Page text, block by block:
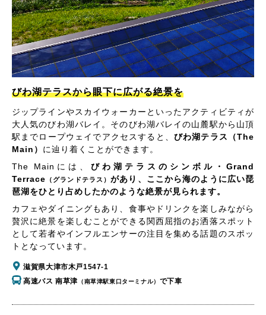
びわ湖テラスから眼下に広がる絶景を
ジップラインやスカイウォーカーといったアクティビティが
大人気のびわ湖バレイ。そのびわ湖バレイの山麓駅から山頂
駅までロープウェイでアクセスすると、 びわ湖テラス（The
Main） に辿り着くことができます。
The Mainには、 びわ湖テラスのシンボル・Grand
Terrace （グランドテラス）があり、ここから海のように広い琵
琶湖をひとり占めしたかのような絶景が見られます。
カフェやダイニングもあり、食事やドリンクを楽しみながら
贅沢に絶景を楽しむことができる関西屈指のお洒落スポット
として若者やインフルエンサーの注目を集める話題のスポッ
トとなっています。
滋賀県大津市木戸1547-1
高速バス 南草津 （南草津駅東口ターミナル） で下車